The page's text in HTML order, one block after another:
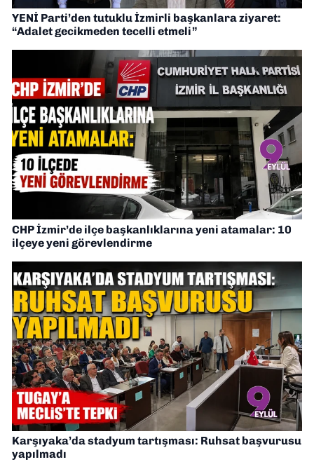
YENİ Parti’den tutuklu İzmirli başkanlara ziyaret:
“Adalet gecikmeden tecelli etmeli”
CHP İzmir’de ilçe başkanlıklarına yeni atamalar: 10
ilçeye yeni görevlendirme
Karşıyaka’da stadyum tartışması: Ruhsat başvurusu
yapılmadı